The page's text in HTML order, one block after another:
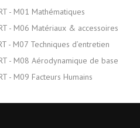
- M01 Mathématiques
- M06 Matériaux & accessoires
- M07 Techniques d’entretien
- M08 Aérodynamique de base
- M09 Facteurs Humains